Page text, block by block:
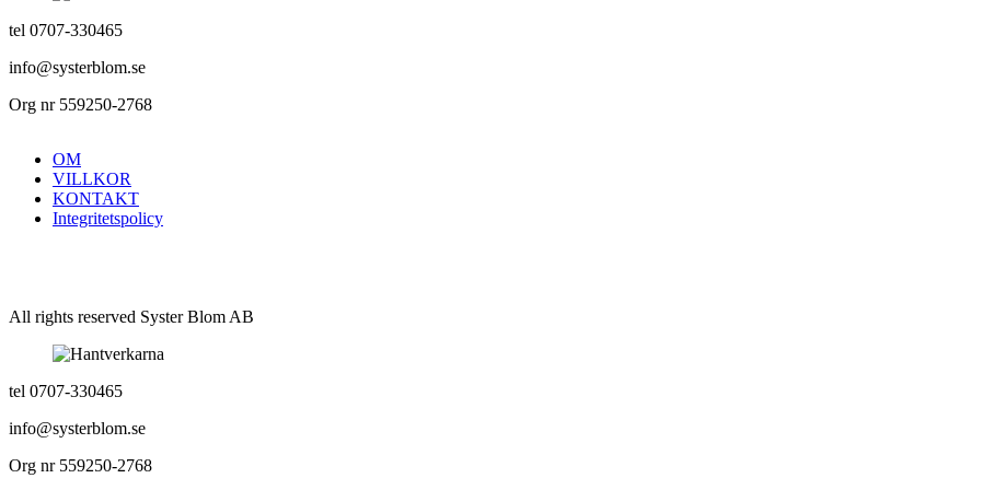
tel 0707-330465
info@systerblom.se
Org nr 559250-2768
OM
VILLKOR
KONTAKT
Integritetspolicy
All rights reserved Syster Blom AB
tel 0707-330465
info@systerblom.se
Org nr 559250-2768